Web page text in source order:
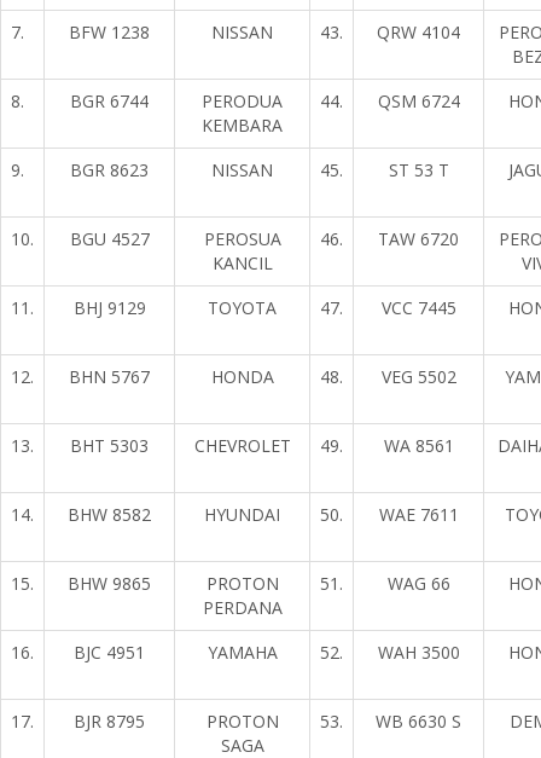
7.
BFW 1238 NISSAN 43. QRW 4104
8.
BGR 6744
PERODUA
KEMBARA
44. QSM 6724
9. BGR 8623 NISSAN 45. ST 53 T
10. BGU 4527
PEROSUA
KANCIL
46. TAW 6720
11.
BHJ 9129 TOYOTA 47. VCC 7445
12. BHN 5767 HONDA 48. VEG 5502
13. BHT 5303 CHEVROLET 49. WA 8561
14. BHW 8582 HYUNDAI 50. WAE 7611
15. BHW 9865
PROTON
PERDANA
51. WAG 66
16. BJC 4951 YAMAHA 52. WAH 3500
17. BJR 8795
PROTON
SAGA
53. WB 6630 S